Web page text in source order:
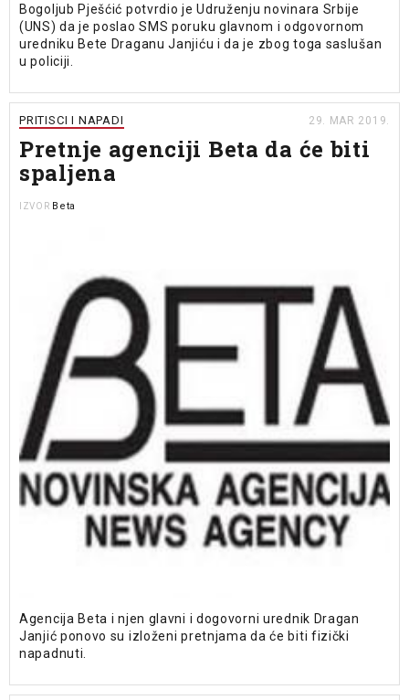
Bogoljub Pješćić potvrdio je Udruženju novinara Srbije
(UNS) da je poslao SMS poruku glavnom i odgovornom
uredniku Bete Draganu Janjiću i da je zbog toga saslušan
u policiji.
PRITISCI I NAPADI 29. MAR 2019.
Pretnje agenciji Beta da će biti
spaljena
IZVOR Beta
Agencija Beta i njen glavni i dogovorni urednik Dragan
Janjić ponovo su izloženi pretnjama da će biti fizički
napadnuti.